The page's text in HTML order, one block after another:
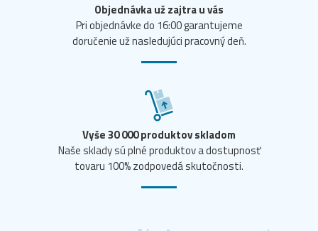
Objednávka už zajtra u vás
Pri objednávke do 16:00 garantujeme
doručenie už nasledujúci pracovný deň.
Vyše 30 000 produktov skladom
Naše sklady sú plné produktov a dostupnosť
tovaru 100% zodpovedá skutočnosti.